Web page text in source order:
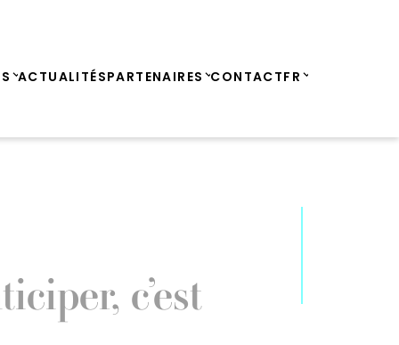
ACTUALITÉSPARTENAIRES CONTACTFR
c’est